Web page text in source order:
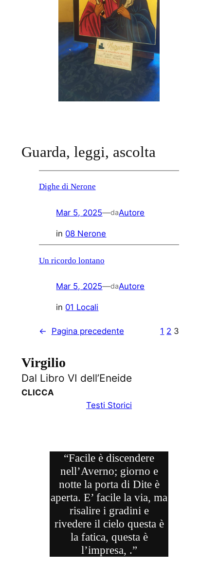
Guarda, leggi, ascolta
Dighe di Nerone
Mar 5, 2025—daAutore
in 08 Nerone
Un ricordo lontano
Mar 5, 2025—daAutore
in 01 Locali
← Pagina precedente 1 2 3
Virgilio
Dal Libro VI dell’Eneide
CLICCA
Testi Storici
“Facile è discendere
nell’Averno; giorno e
notte la porta di Dite è
aperta. E’ facile la via, ma
risalire i gradini e
rivedere il cielo questa è
la fatica, questa è
l’impresa, .”